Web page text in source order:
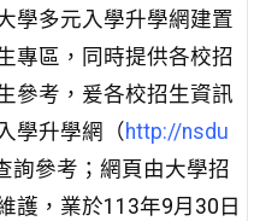
學多元入學升學網建置
專區，同時提供各校招
參考，爰各校招生資訊
學升學網（ http://nsdu
詢參考；網頁由大學招
護，業於113年9月30日